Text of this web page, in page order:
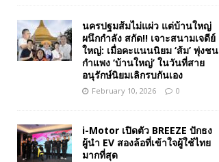
นครปฐมส้มไม่แผ่ว แต่บ้านใหญ่
ผนึกกำลัง สกัด!! เจาะสนามเจดีย์
ใหญ่: เมื่อคะแนนนิยม ‘ส้ม’ พุ่งชน
กำแพง ‘บ้านใหญ่’ ในวันที่สาย
อนุรักษ์นิยมเลิกรบกันเอง
February 10, 2026 0
i-Motor เปิดตัว BREEZE ปักธง
ผู้นำ EV สองล้อที่เข้าใจผู้ใช้ไทย
มากที่สุด